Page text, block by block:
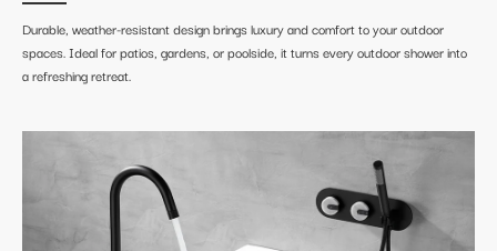
Durable, weather-resistant design brings luxury and comfort to your outdoor
spaces. Ideal for patios, gardens, or poolside, it turns every outdoor shower into
a refreshing retreat.